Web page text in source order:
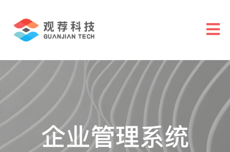
企业管理系统